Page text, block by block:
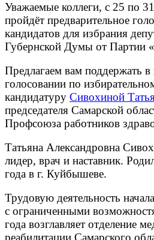
Уважаемые коллеги, с 25 по
пройдёт предварительное
кандидатов для избрания
Губернской Думы от Партии
Предлагаем вам поддержать в
голосовании по
кандидатуру Сивохиной
председателя Самарской
Профсоюза работников
Татьяна Александровна
лидер, врач и наставник.
года в г. Куйбышеве.
Трудовую деятельность
с ограниченными
года возглавляет отделение